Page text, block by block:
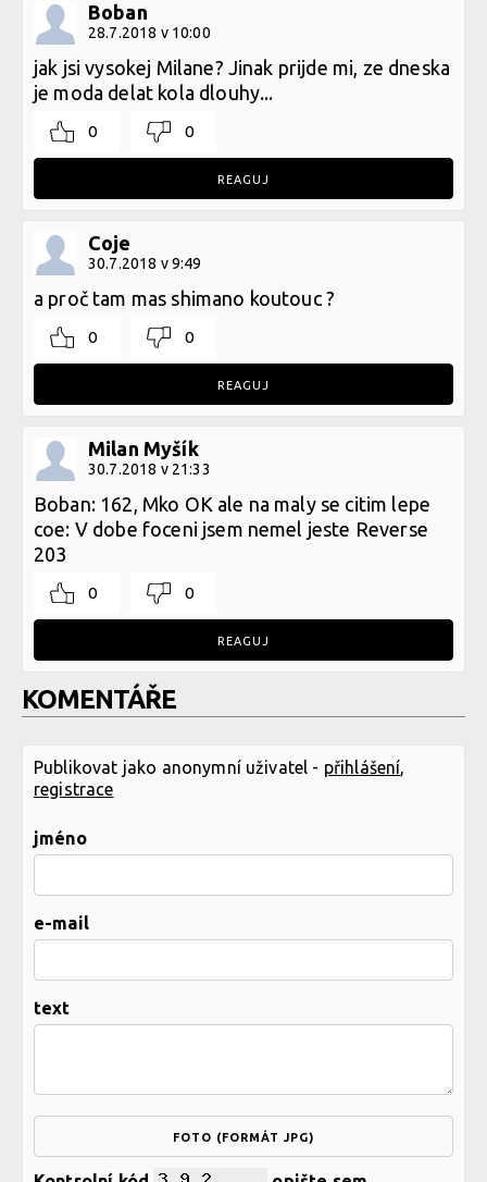
Boban
28.7.2018 v 10:00
jak jsi vysokej Milane? Jinak prijde mi, ze dneska
je moda delat kola dlouhy...
0 0
REAGUJ
Coje
30.7.2018 v 9:49
a proč tam mas shimano koutouc ?
0 0
REAGUJ
Milan Myšík
30.7.2018 v 21:33
Boban: 162, Mko OK ale na maly se citim lepe
coe: V dobe foceni jsem nemel jeste Reverse
203
0 0
REAGUJ
KOMENTÁŘE
Publikovat jako anonymní uživatel - přihlášení,
registrace
jméno
e-mail
text
FOTO (FORMÁT JPG)